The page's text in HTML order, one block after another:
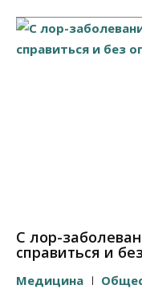
С лор-
справиться и
Медицина